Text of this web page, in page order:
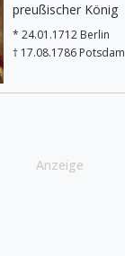
preußischer König
* 24.01.1712 Berlin
† 17.08.1786 Potsdam
Anzeige